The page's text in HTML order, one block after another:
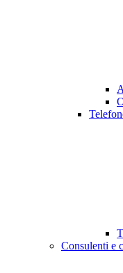
Consulenti e